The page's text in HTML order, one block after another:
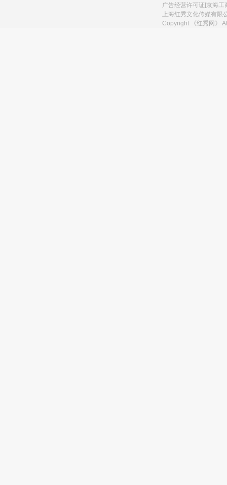
广告经营许可证[京海
上海红秀文化传媒有限
Copyright 《红秀网》